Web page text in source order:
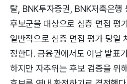
탈, BNK투자증권, BNK저축은
후보군을 대상으로 심층 면접 평
일반적으로 심층 면접 평가 당일
정한다. 금융권에서도 이날 발표
하지만 자추위는 후보 검증을 위